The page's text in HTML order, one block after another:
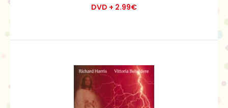
Abram uboga nasvet žene Saraje in tako s pomočjo
DVD + 2.99€